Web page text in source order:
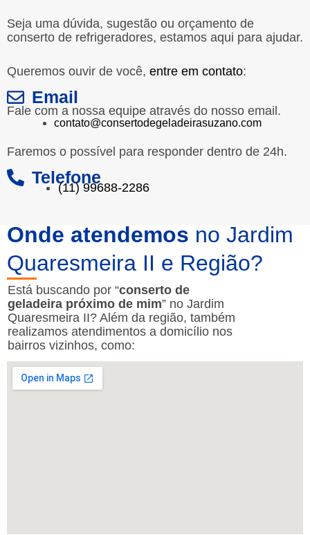
Seja uma dúvida, sugestão ou orçamento de
conserto de refrigeradores, estamos aqui para ajudar.
Queremos ouvir de você, entre em contato:
Email
Fale com a nossa equipe através do nosso email.
contato@consertodegeladeirasuzano.com
Faremos o possível para responder dentro de 24h.
Telefone
(11) 99688-2286
Onde atendemos no Jardim
Quaresmeira II e Região?
Está buscando por “conserto de
geladeira próximo de mim” no Jardim
Quaresmeira II? Além da região, também
realizamos atendimentos a domicílio nos
bairros vizinhos, como: